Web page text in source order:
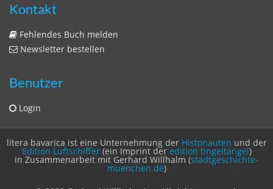
Kontakt
Fehlendes Buch melden
Newsletter bestellen
Benutzer
Login
litera bavarica ist eine Unternehmung der Histonauten und der
Edition Luftschiffer(ein Imprint der edition tingeltangel)
in Zusammenarbeit mit Gerhard Willhalm (stadtgeschichte-
muenchen.de)